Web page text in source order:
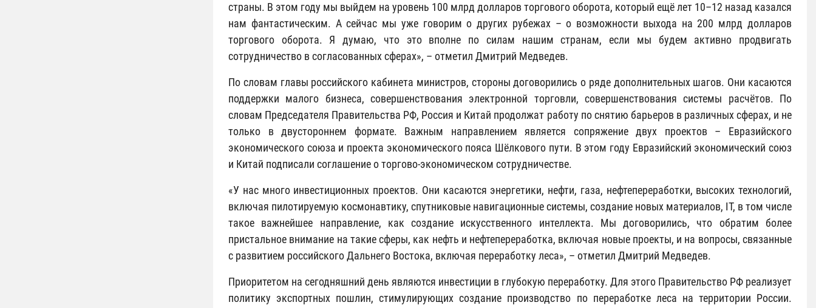
страны. В этом году мы выйдем на уровень 100 млрд долларов торгового оборота, который ещё лет 10–12 назад казался
нам фантастическим. А сейчас мы уже говорим о других рубежах – о возможности выхода на 200 млрд долларов
торгового оборота. Я думаю, что это вполне по силам нашим странам, если мы будем активно продвигать
сотрудничество в согласованных сферах», – отметил Дмитрий Медведев.
По словам главы российского кабинета министров, стороны договорились о ряде дополнительных шагов. Они касаются
поддержки малого бизнеса, совершенствования электронной торговли, совершенствования системы расчётов. По
словам Председателя Правительства РФ, Россия и Китай продолжат работу по снятию барьеров в различных сферах, и не
только в двустороннем формате. Важным направлением является сопряжение двух проектов – Евразийского
экономического союза и проекта экономического пояса Шёлкового пути. В этом году Евразийский экономический союз
и Китай подписали соглашение о торгово-экономическом сотрудничестве.
«У нас много инвестиционных проектов. Они касаются энергетики, нефти, газа, нефтепереработки, высоких технологий,
включая пилотируемую космонавтику, спутниковые навигационные системы, создание новых материалов, IT, в том числе
такое важнейшее направление, как создание искусственного интеллекта. Мы договорились, что обратим более
пристальное внимание на такие сферы, как нефть и нефтепереработка, включая новые проекты, и на вопросы, связанные
с развитием российского Дальнего Востока, включая переработку леса», – отметил Дмитрий Медведев.
Приоритетом на сегодняшний день являются инвестиции в глубокую переработку. Для этого Правительство РФ реализует
политику экспортных пошлин, стимулирующих создание производство по переработке леса на территории России.